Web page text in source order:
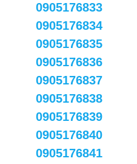
0905176833
0905176834
0905176835
0905176836
0905176837
0905176838
0905176839
0905176840
0905176841